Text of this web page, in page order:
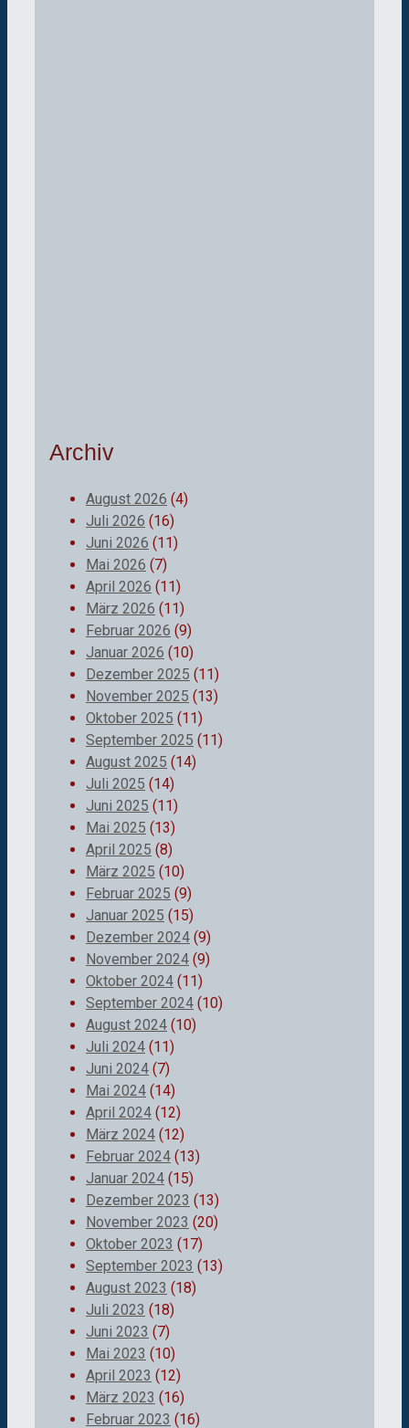
Archiv
August 2026 (4)
Juli 2026 (16)
Juni 2026 (11)
Mai 2026 (7)
April 2026 (11)
März 2026 (11)
Februar 2026 (9)
Januar 2026 (10)
Dezember 2025 (11)
November 2025 (13)
Oktober 2025 (11)
September 2025 (11)
August 2025 (14)
Juli 2025 (14)
Juni 2025 (11)
Mai 2025 (13)
April 2025 (8)
März 2025 (10)
Februar 2025 (9)
Januar 2025 (15)
Dezember 2024 (9)
November 2024 (9)
Oktober 2024 (11)
September 2024 (10)
August 2024 (10)
Juli 2024 (11)
Juni 2024 (7)
Mai 2024 (14)
April 2024 (12)
März 2024 (12)
Februar 2024 (13)
Januar 2024 (15)
Dezember 2023 (13)
November 2023 (20)
Oktober 2023 (17)
September 2023 (13)
August 2023 (18)
Juli 2023 (18)
Juni 2023 (7)
Mai 2023 (10)
April 2023 (12)
März 2023 (16)
Februar 2023 (16)